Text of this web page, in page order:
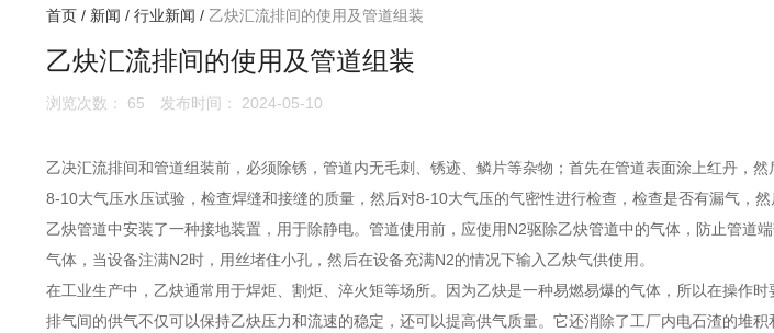
首页 / 新闻 / 行业新闻 / 乙炔汇流排间的使用及管道组装
乙炔汇流排间的使用及管道组装
浏览次数： 65 发布时间： 2024-05-10
乙决汇流排间和管道组装前，必须除锈，管道内无毛刺、锈迹、鳞片等杂物；首先在管道表面涂上红丹，
8-10大气压水压试验，检查焊缝和接缝的质量，然后对8-10大气压的气密性进行检查，检查是否有漏气，
乙炔管道中安装了一种接地装置，用于除静电。管道使用前，应使用N2驱除乙炔管道中的气体，防止管道
气体，当设备注满N2时，用丝堵住小孔，然后在设备充满N2的情况下输入乙炔气供使用。
在工业生产中，乙炔通常用于焊炬、割炬、淬火矩等场所。因为乙炔是一种易燃易爆的气体，所以在操作
排气间的供气不仅可以保持乙炔压力和流速的稳定，还可以提高供气质量。它还消除了工厂内电石渣的堆积